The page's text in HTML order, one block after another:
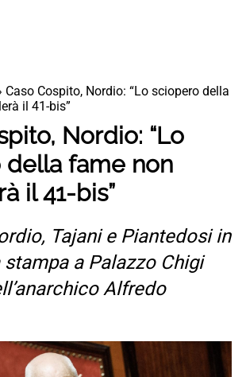
Caso Cospito, Nordio: “Lo sciopero della
il 41-bis”
Nordio: “Lo
della fame non
il 41-bis”
Tajani e Piantedosi in
a Palazzo Chigi
Alfredo